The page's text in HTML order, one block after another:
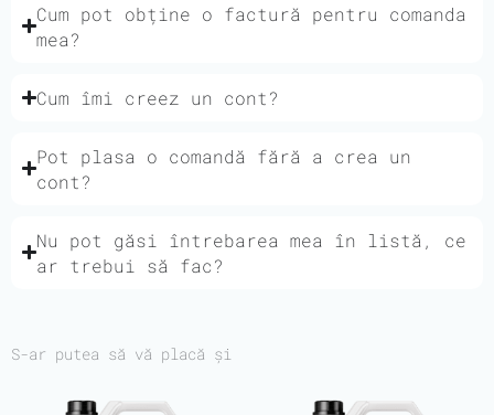
Cum pot obține o factură pentru comanda
mea?
Cum îmi creez un cont?
Pot plasa o comandă fără a crea un
cont?
Nu pot găsi întrebarea mea în listă, ce
ar trebui să fac?
S-ar putea să vă placă și